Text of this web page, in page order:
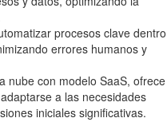
procesos clave dentro
errores humanos y
nube con modelo SaaS, ofrece
a las necesidades
iniciales significativas.